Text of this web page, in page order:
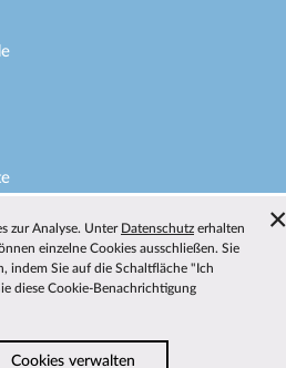
Barrierefreiheit
zur Analyse. Unter Datenschutz erhalten
einzelne Cookies ausschließen. Sie
indem Sie auf die Schaltfläche "Ich
diese Cookie-Benachrichtigung
Cookies verwalten